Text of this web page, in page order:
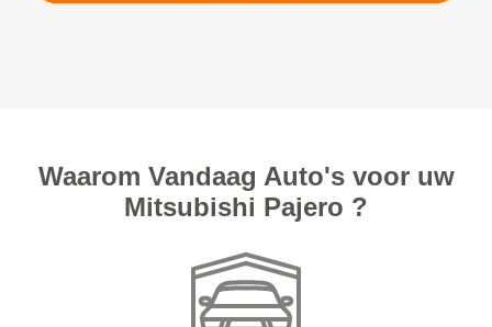
Waarom Vandaag Auto's voor uw
Mitsubishi Pajero ?